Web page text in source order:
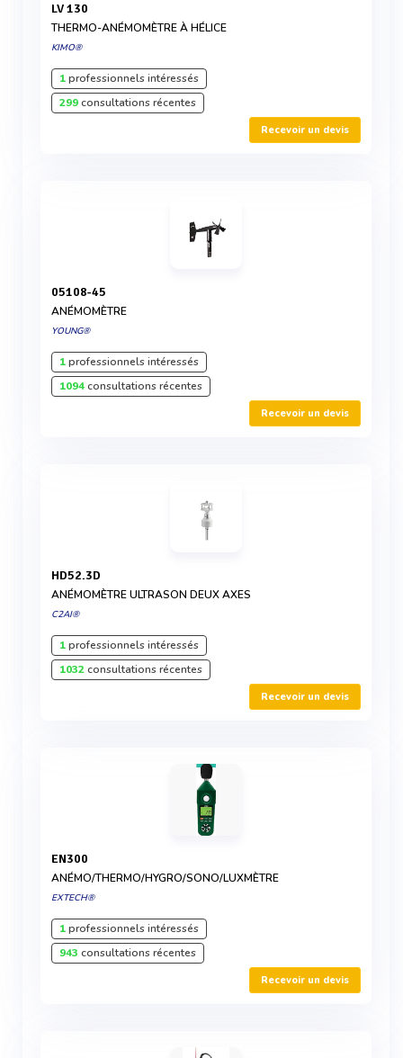
LV 130
THERMO-ANÉMOMÈTRE À HÉLICE
KIMO®
1professionnels intéressés
299consultations récentes
Recevoir un devis
05108-45
ANÉMOMÈTRE
YOUNG®
1professionnels intéressés
1094consultations récentes
Recevoir un devis
HD52.3D
ANÉMOMÈTRE ULTRASON DEUX AXES
C2AI®
1professionnels intéressés
1032consultations récentes
Recevoir un devis
EN300
ANÉMO/THERMO/HYGRO/SONO/LUXMÈTRE
EXTECH®
1professionnels intéressés
943 consultations récentes
Recevoir un devis